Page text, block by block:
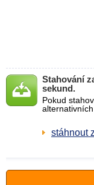
Stahování
sekund.
Pokud
stáhnout